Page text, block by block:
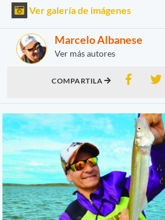
Ver galería de imágenes
Marcelo Albanese
Ver más autores
COMPARTILA